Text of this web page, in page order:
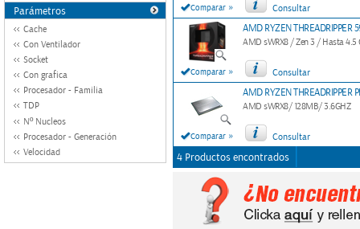
Parámetros
Cache
Con Ventilador
Socket
Con grafica
Procesador - Familia
TDP
Nº Nucleos
Procesador - Generación
Velocidad
Comparar » Consultar
Comparar »
AMD RYZEN THREADRIPPER
AMD sWRX8 / Zen 3 / Hasta 4.5
Consultar
Comparar »
AMD RYZEN THREADRIPPER
AMD sWRX8/ 128MB/ 3.6GHZ
Consultar
4 Productos encontrados